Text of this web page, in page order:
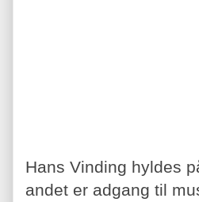
Hans Vinding hyldes
andet er adgang til